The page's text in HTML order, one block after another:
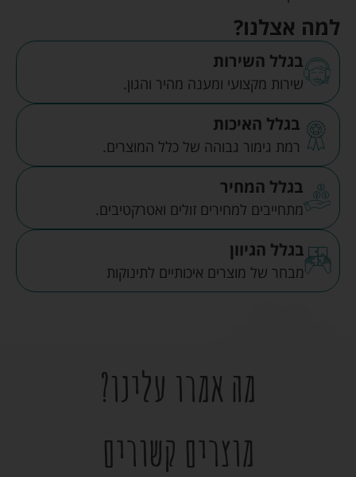
למה אצלנו?
בגלל השירות
שירות מקצועי ומענה מהיר והגון.
בגלל האיכות
רמת גימור גבוהה של כלל המוצרים.
בגלל המחיר
מתחייבים למחירים זולים ואטרקטיבים.
בגלל הגיוון
מבחר של מוצרים איכותיים לתינוקות
מה אמרו עלינו?
מוצרים קשורים